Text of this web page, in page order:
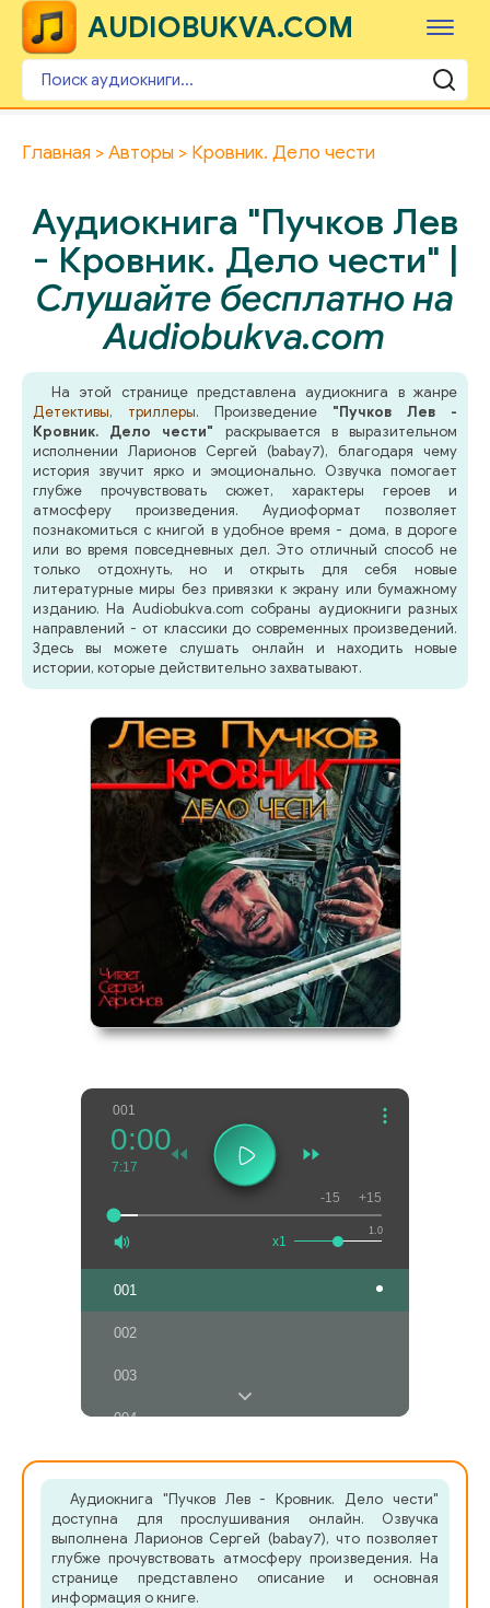
AUDIOBUKVA.COM
Главная Авторы Кровник. Дело чести
Аудиокнига "Пучков Лев
- Кровник. Дело чести" |
Слушайте бесплатно на
Audiobukva.com
На этой странице представлена аудиокнига в жанре
Детективы, триллеры. Произведение "Пучков Лев -
Кровник. Дело чести" раскрывается в выразительном
исполнении Ларионов Сергей (babay7), благодаря чему
история звучит ярко и эмоционально. Озвучка помогает
глубже прочувствовать сюжет, характеры героев и
атмосферу произведения. Аудиоформат позволяет
познакомиться с книгой в удобное время - дома, в дороге
или во время повседневных дел. Это отличный способ не
только отдохнуть, но и открыть для себя новые
литературные миры без привязки к экрану или бумажному
изданию. На Audiobukva.com собраны аудиокниги разных
направлений - от классики до современных произведений.
Здесь вы можете слушать онлайн и находить новые
истории, которые действительно захватывают.
001
0:00
7:17
1.0
x1
-15 +15
001
002
003
004
005
006
007
Аудиокнига "Пучков Лев - Кровник. Дело чести"
доступна для прослушивания онлайн. Озвучка
выполнена Ларионов Сергей (babay7), что позволяет
глубже прочувствовать атмосферу произведения. На
странице представлено описание и основная
информация о книге.